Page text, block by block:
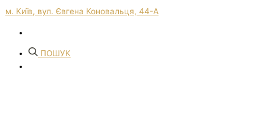
м. Київ, вул. Євгена Коновальця, 44-А
ПОШУК